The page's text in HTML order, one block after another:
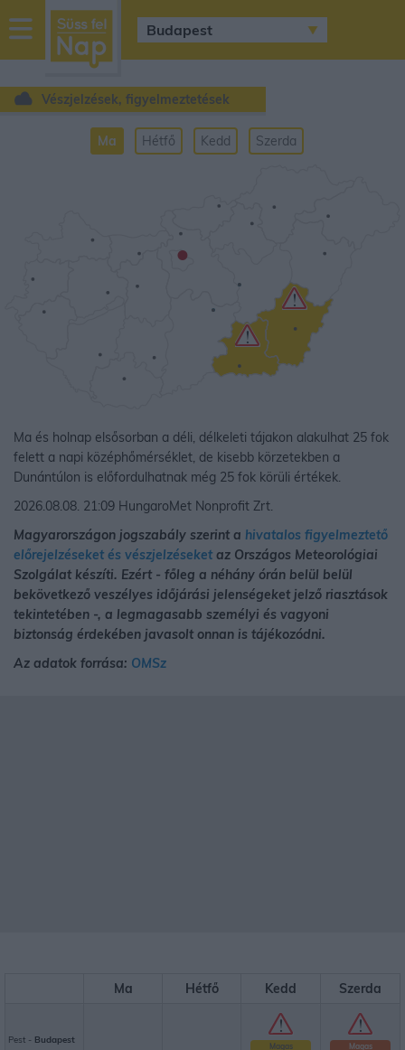
sussfelnap.hu
időjárás
Vészjelzések, figyelmeztetések
Ma Hétfő Kedd Szerda
•
Ma és holnap elsősorban a déli, délkeleti tájakon alakulhat 25 fok
felett a napi középhőmérséklet, de kisebb körzetekben a
Dunántúlon is előfordulhatnak még 25 fok körüli értékek.
2026.08.08. 21:09 HungaroMet Nonprofit Zrt.
Magyarországon jogszabály szerint a hivatalos figyelmeztető
előrejelzéseket és vészjelzéseket az Országos Meteorológiai
Szolgálat készíti. Ezért - főleg a néhány órán belül belül
bekövetkező veszélyes időjárási jelenségeket jelző riasztások
tekintetében -, a legmagasabb személyi és vagyoni
biztonság érdekében javasolt onnan is tájékozódni.
Az adatok forrása: OMSz
Ma Hétfő Kedd Szerda
Pest - Budapest
Magas
Magas